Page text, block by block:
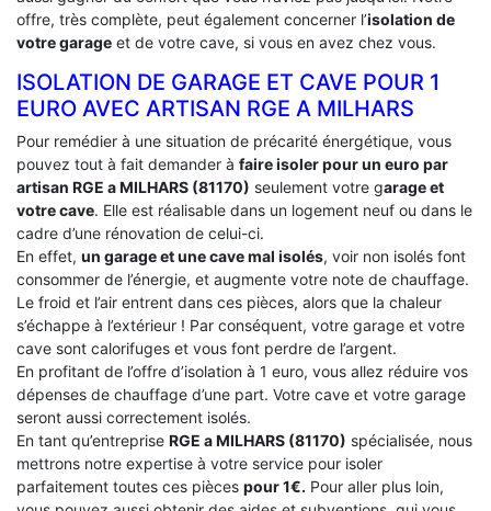
offre, très complète, peut également concerner l’isolation de
votre garage et de votre cave, si vous en avez chez vous.
ISOLATION DE GARAGE ET CAVE POUR 1
EURO AVEC ARTISAN RGE A MILHARS
Pour remédier à une situation de précarité énergétique, vous
pouvez tout à fait demander à faire isoler pour un euro par
artisan RGE a MILHARS (81170) seulement votre garage et
votre cave. Elle est réalisable dans un logement neuf ou dans le
cadre d’une rénovation de celui-ci.
En effet, un garage et une cave mal isolés, voir non isolés font
consommer de l’énergie, et augmente votre note de chauffage.
Le froid et l’air entrent dans ces pièces, alors que la chaleur
s’échappe à l’extérieur ! Par conséquent, votre garage et votre
cave sont calorifuges et vous font perdre de l’argent.
En profitant de l’offre d’isolation à 1 euro, vous allez réduire vos
dépenses de chauffage d’une part. Votre cave et votre garage
seront aussi correctement isolés.
En tant qu’entreprise RGE a MILHARS (81170) spécialisée, nous
mettrons notre expertise à votre service pour isoler
parfaitement toutes ces pièces pour 1€. Pour aller plus loin,